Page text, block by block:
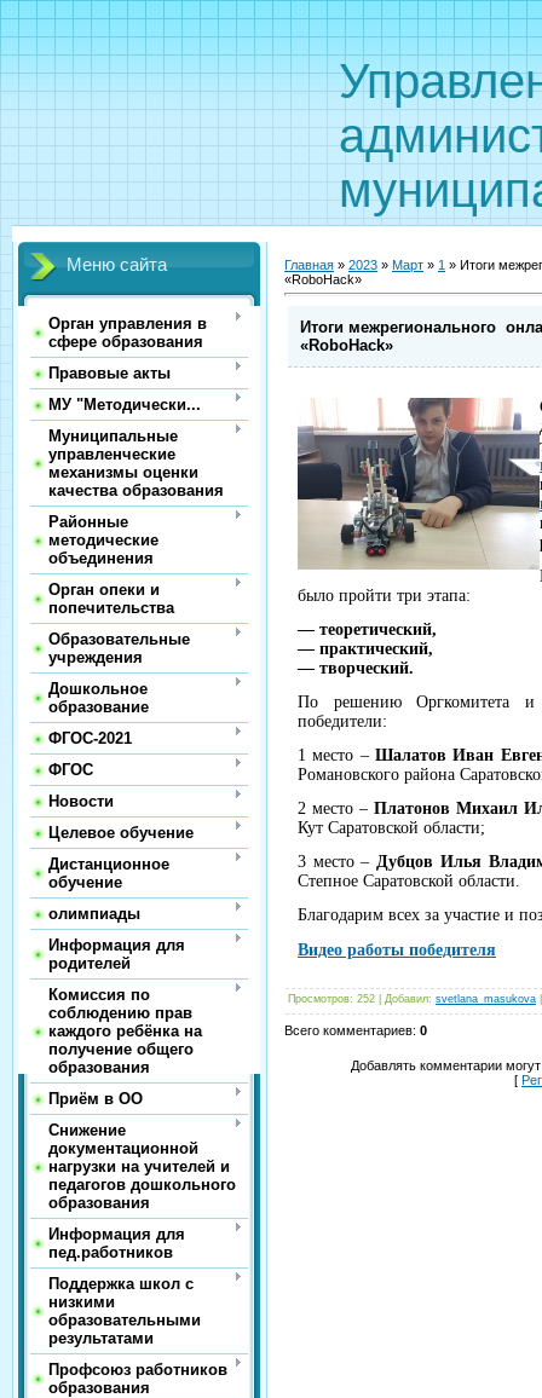
Меню сайта
Орган управления в
сфере образования
Правовые акты
МУ "Методически...
Муниципальные
управленческие
механизмы оценки
качества образования
Районные
методические
объединения
Орган опеки и
попечительства
Образовательные
учреждения
Дошкольное
образование
ФГОС-2021
ФГОС
Новости
Целевое обучение
Дистанционное
обучение
олимпиады
Информация для
родителей
Комиссия по
соблюдению прав
каждого ребёнка на
получение общего
образования
Приём в ОО
Снижение
документационной
нагрузки на учителей и
педагогов дошкольного
образования
Информация для
пед.работников
Поддержка школ с
низкими
образовательными
результатами
Профсоюз работников
образования
Главная » 2023 » Март » 1 » Итоги
«RoboHack»
Итоги межрегионального
«RoboHack»
было пройти три этапа:
— теоретический,
— практический,
— творческий.
По решению Оргкомитета и
победители:
1 место – Шалатов Иван
Романовского района
2 место –Платонов Михаил
Кут Саратовской области;
3 место –Дубцов Илья
Степное Саратовской области.
Благодарим всех за участие и
Видео работы победителя
Просмотров: 252 Добавил: svetlana_masukova
Всего комментариев: 0
Добавлять комментарии
[